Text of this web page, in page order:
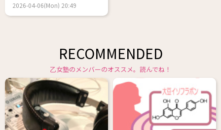
2026-04-06(Mon) 20:49
RECOMMENDED
乙女塾のメンバーのオススメ。読んでね！